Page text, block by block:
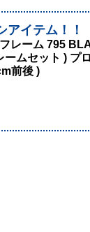
アイテム！！
レーム 795
ームセット ) プ
前後 )